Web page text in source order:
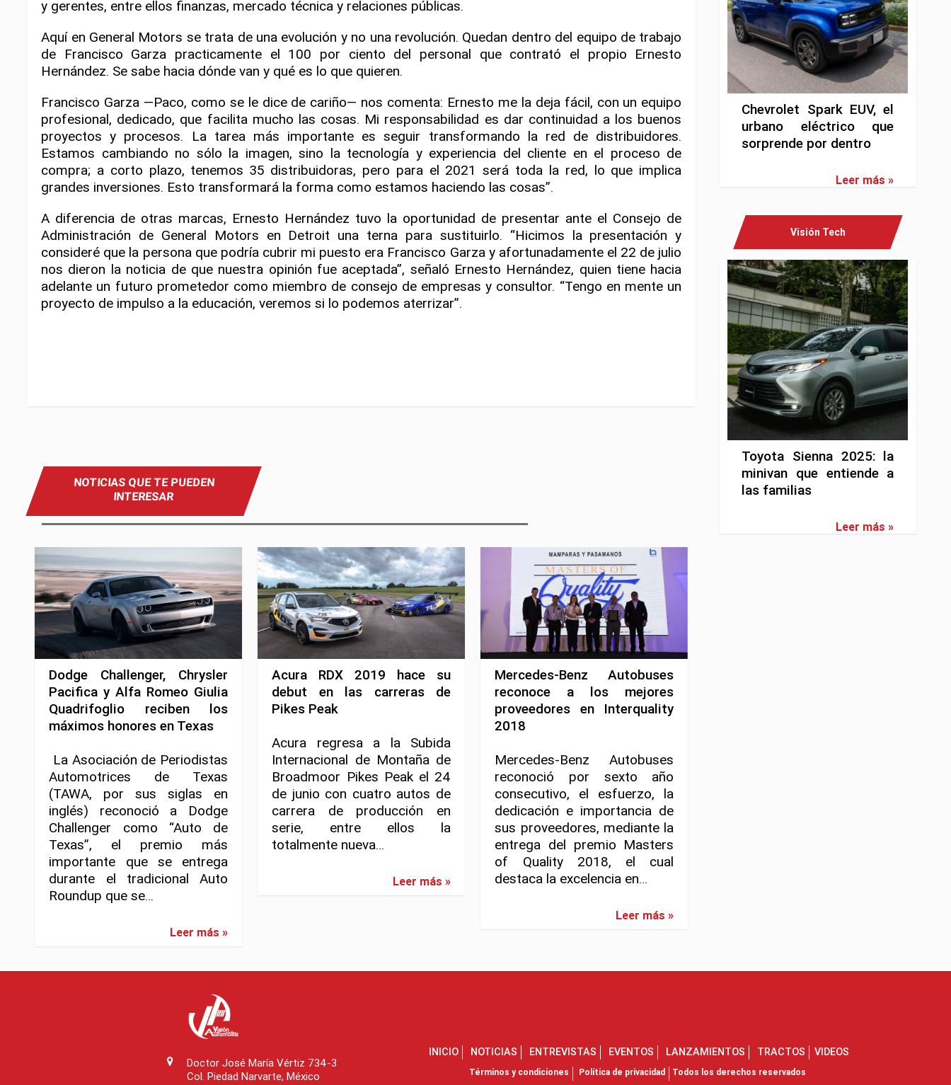
y gerentes, entre ellos finanzas, mercado técnica y relaciones públicas.
Aquí en General Motors se trata de una evolución y no una revolución. Quedan dentro del equipo de trabajo
de Francisco Garza practicamente el 100 por ciento del personal que contrató el propio Ernesto
Hernández. Se sabe hacia dónde van y qué es lo que quieren.
Francisco Garza —Paco, como se le dice de cariño— nos comenta: Ernesto me la deja fácil, con un equipo
profesional, dedicado, que facilita mucho las cosas. Mi responsabilidad es dar continuidad a los buenos
proyectos y procesos. La tarea más importante es seguir transformando la red de distribuidores.
Estamos cambiando no sólo la imagen, sino la tecnología y experiencia del cliente en el proceso de
compra; a corto plazo, tenemos 35 distribuidoras, pero para el 2021 será toda la red, lo que implica
grandes inversiones. Esto transformará la forma como estamos haciendo las cosas”.
A diferencia de otras marcas, Ernesto Hernández tuvo la oportunidad de presentar ante el Consejo de
Administración de General Motors en Detroit una terna para sustituirlo. “Hicimos la presentación y
consideré que la persona que podría cubrir mi puesto era Francisco Garza y afortunadamente el 22 de julio
nos dieron la noticia de que nuestra opinión fue aceptada”, señaló Ernesto Hernández, quien tiene hacia
adelante un futuro prometedor como miembro de consejo de empresas y consultor. “Tengo en mente un
proyecto de impulso a la educación, veremos si lo podemos aterrizar”.
NOTICIAS QUE TE PUEDEN
INTERESAR
Dodge Challenger, Chrysler
Pacifica y Alfa Romeo Giulia
Quadrifoglio reciben los
máximos honores en Texas
La Asociación de Periodistas
Automotrices de Texas
(TAWA, por sus siglas en
inglés) reconoció a Dodge
Challenger como “Auto de
Texas”, el premio más
importante que se entrega
durante el tradicional Auto
Roundup que se…
Leer más »
Acura RDX 2019 hace su
debut en las carreras de
Pikes Peak
Acura regresa a la Subida
Internacional de Montaña de
Broadmoor Pikes Peak el 24
de junio con cuatro autos de
carrera de producción en
serie, entre ellos la
totalmente nueva…
Leer más »
Mercedes-Benz Autobuses
reconoce a los mejores
proveedores en Interquality
2018
Mercedes-Benz Autobuses
reconoció por sexto año
consecutivo, el esfuerzo, la
dedicación e importancia de
sus proveedores, mediante la
entrega del premio Masters
of Quality 2018, el cual
destaca la excelencia en…
Leer más »
Chevrolet Spark EUV, el
urbano eléctrico que
sorprende por dentro
Leer más »
Visión Tech
Toyota Sienna 2025: la
minivan que entiende a
las familias
Leer más »
Doctor José María Vértiz 734-3
Col. Piedad Narvarte, México
INICIO NOTICIAS ENTREVISTAS EVENTOS LANZAMIENTOS TRACTOS VIDEOS
Términos y condiciones Política de privacidad Todos los derechos reservados